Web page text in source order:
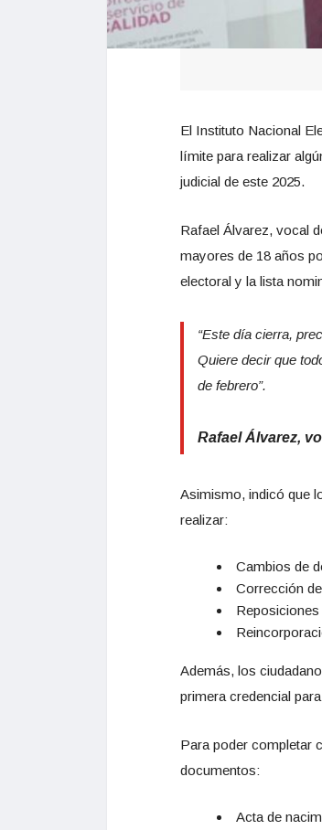
El Instituto Nacional
límite para realizar
judicial de este 2025.
Rafael Álvarez, vocal
mayores de 18 años
electoral y la lista
“Este día cierra,
Quiere decir que
de febrero”.
Rafael Álvarez,
Asimismo, indicó que
realizar:
Cambios de
Corrección
Reposiciones
Además, los
primera credencial
Para poder completar
documentos:
Acta de